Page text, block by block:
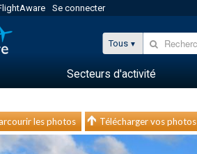
Se connecter
Tous
Secteurs d'activité
les photos Télécharger vos photos